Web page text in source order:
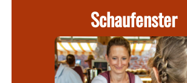
Schaufenster